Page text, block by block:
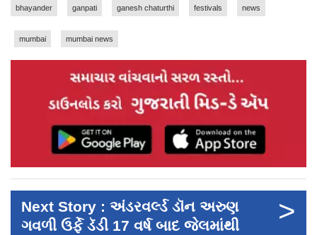
bhayander ganpati ganesh chaturthi festivals news
mumbai mumbai news
Next Story : અંડરવર્લ્ડ ડૉન અરુણ
ગવળી ઉર્ફે ડૅડી 17 વર્ષ બાદ જેલમાંથી
>